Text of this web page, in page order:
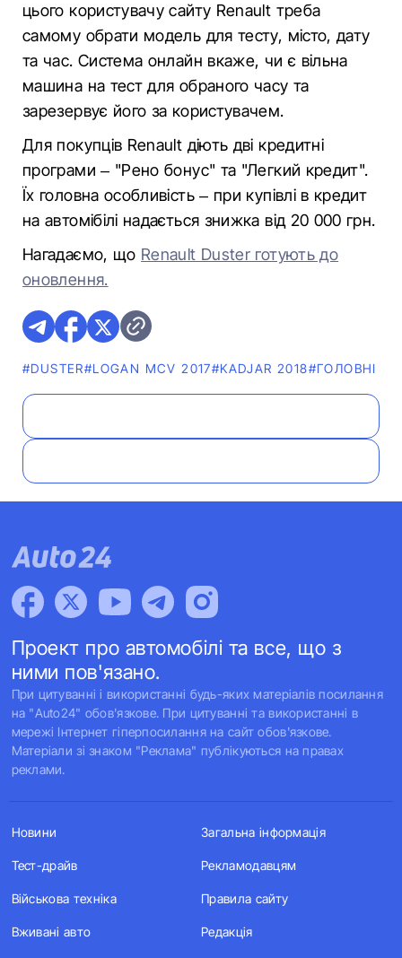
цього користувачу сайту Renault треба
самому обрати модель для тесту, місто, дату
та час. Система онлайн вкаже, чи є вільна
машина на тест для обраного часу та
зарезервує його за користувачем.
Для покупців Renault діють дві кредитні
програми – "Рено бонус" та "Легкий кредит".
Їх головна особливість – при купівлі в кредит
на автомібілі надається знижка від 20 000 грн.
Нагадаємо, що Renault Duster готують до
оновлення.
#DUSTER#LOGAN MCV 2017#KADJAR 2018#ГОЛОВНІ
Проект про автомобілі та все, що з
ними пов'язано.
При цитуванні і використанні будь-яких матеріалів посилання
на "Auto24" обов'язкове. При цитуванні та використанні в
мережі Інтернет гіперпосилання на сайт обов'язкове.
Матеріали зі знаком "Реклама" публікуються на правах
реклами.
Новини
Тест-драйв
Військова техніка
Вживані авто
Загальна інформація
Рекламодавцям
Правила сайту
Редакція